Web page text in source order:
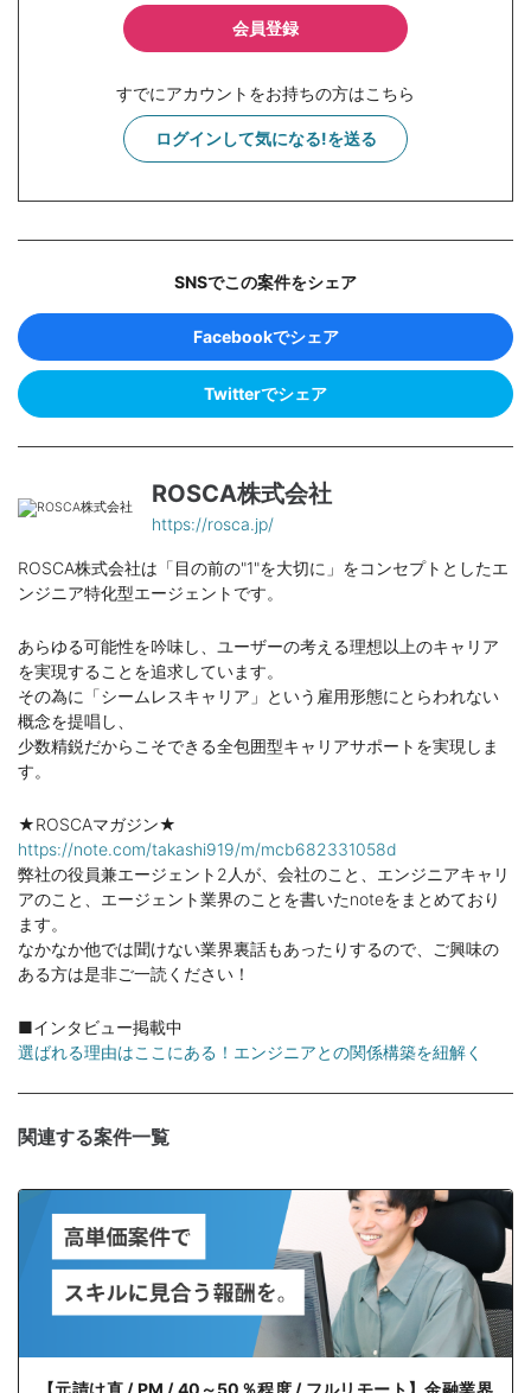
会員登録
すでにアカウントをお持ちの方はこちら
ログインして気になる!を送る
SNSでこの案件をシェア
Facebookでシェア
Twitterでシェア
ROSCA株式会社
https://rosca.jp/
ROSCA株式会社は「目の前の"1"を大切に」をコンセプトとしたエ
ンジニア特化型エージェントです。
あらゆる可能性を吟味し、ユーザーの考える理想以上のキャリア
を実現することを追求しています。
その為に「シームレスキャリア」という雇用形態にとらわれない
概念を提唱し、
少数精鋭だからこそできる全包囲型キャリアサポートを実現しま
す。
★ROSCAマガジン★
https://note.com/takashi919/m/mcb682331058d
弊社の役員兼エージェント2人が、会社のこと、エンジニアキャリ
アのこと、エージェント業界のことを書いたnoteをまとめており
ます。
なかなか他では聞けない業界裏話もあったりするので、ご興味の
ある方は是非ご一読ください！
■インタビュー掲載中
選ばれる理由はここにある！エンジニアとの関係構築を紐解く
関連する案件一覧
【元請け直 / PM / 40～50％程度 / フルリモート】金融業界